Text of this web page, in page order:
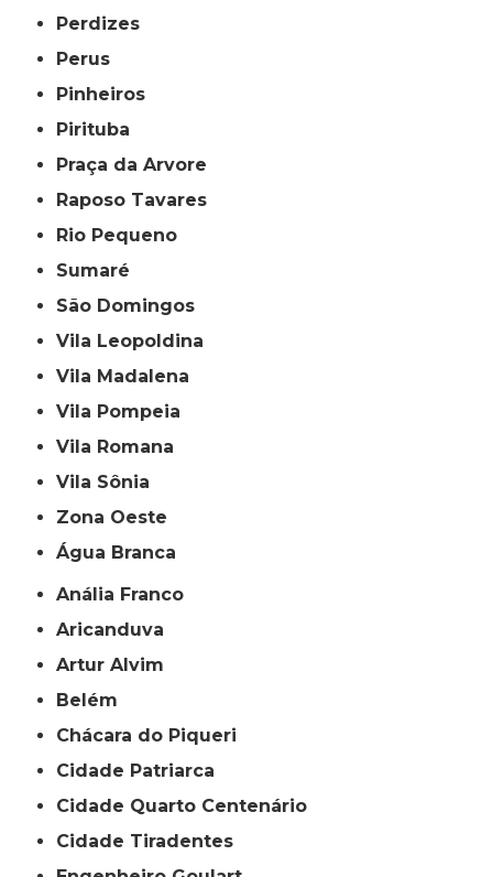
Perdizes
Perus
Pinheiros
Pirituba
Praça da Arvore
Raposo Tavares
Rio Pequeno
Sumaré
São Domingos
Vila Leopoldina
Vila Madalena
Vila Pompeia
Vila Romana
Vila Sônia
Zona Oeste
Água Branca
Anália Franco
Aricanduva
Artur Alvim
Belém
Chácara do Piqueri
Cidade Patriarca
Cidade Quarto Centenário
Cidade Tiradentes